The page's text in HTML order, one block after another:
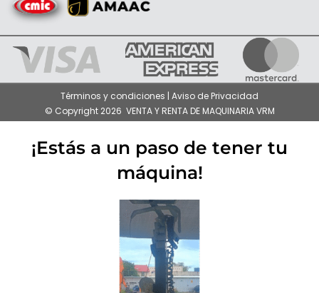
Términos y condiciones | Aviso de Privacidad
© Copyright 2026 VENTA Y RENTA DE MAQUINARIA VRM
¡Estás a un paso de tener tu
máquina!